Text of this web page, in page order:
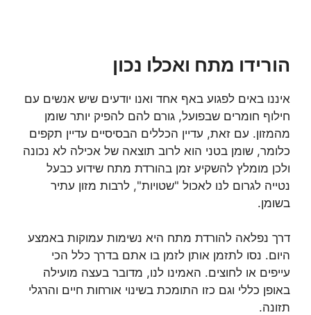
הורידו מתח ואכלו נכון
איננו באים לפגוע באף אחד ואנו יודעים שיש אנשים עם
חילוף חומרים שבפועל, גורם להם להפיק יותר שומן
מהמזון. עם זאת, עדיין הכללים הבסיסיים עדיין תקפים
כלומר, שומן בטני הוא לרוב תוצאה של אכילה לא נכונה
ולכן מומלץ להשקיע זמן בהורדת מתח שידוע כבעל
נטייה לגרום לנו לאכול "שטויות", לרבות מזון עתיר
בשומן.
דרך נפלאה להורדת מתח היא נשימות עמוקות באמצע
היום. נסו לתזמן אותן לזמן בו אתם בדרך כלל הכי
עייפים או לחוצים. האמינו לנו, מדובר בעצה מועילה
באופן כללי וגם כזו התומכת בשינוי אורחות חיים והרגלי
תזונה.